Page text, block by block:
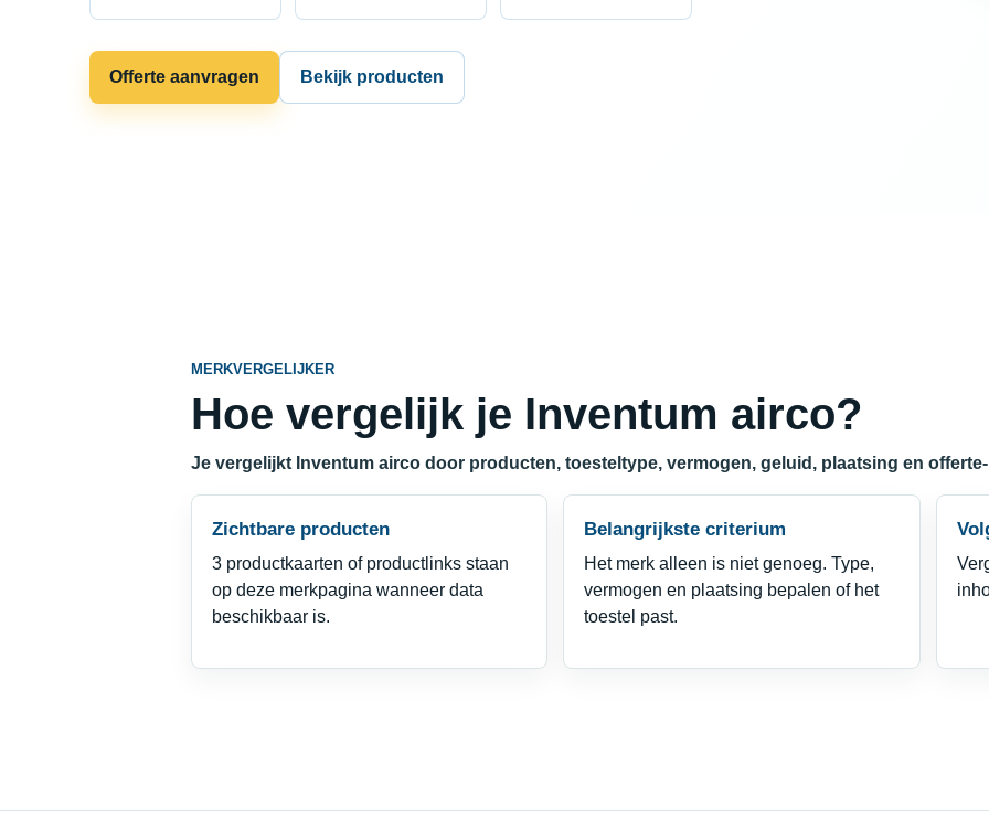
Offerte aanvragen Bekijk producten
MERKVERGELIJKER
Hoe vergelijk je Inventum airco?
Je vergelijkt Inventum airco door producten, toesteltype, vermogen, geluid, plaatsing en
Zichtbare producten
3 productkaarten of productlinks staan
op deze merkpagina wanneer data
beschikbaar is.
Belangrijkste criterium
Het merk alleen is niet genoeg. Type,
vermogen en plaatsing bepalen of het
toestel past.